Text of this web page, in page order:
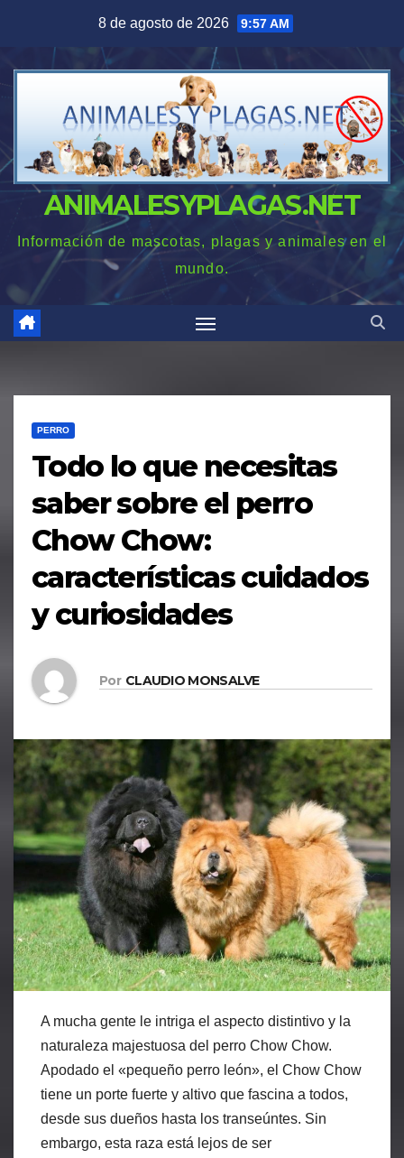
contenido
8 de agosto de 2026 9:57 AM
ANIMALESYPLAGAS.NET
Información de mascotas, plagas y animales en el
mundo.
PERRO
Todo lo que necesitas
saber sobre el perro
Chow Chow:
características cuidados
y curiosidades
Por CLAUDIO MONSALVE
A mucha gente le intriga el aspecto distintivo y la
naturaleza majestuosa del perro Chow Chow.
Apodado el «pequeño perro león», el Chow Chow
tiene un porte fuerte y altivo que fascina a todos,
desde sus dueños hasta los transeúntes. Sin
embargo, esta raza está lejos de ser